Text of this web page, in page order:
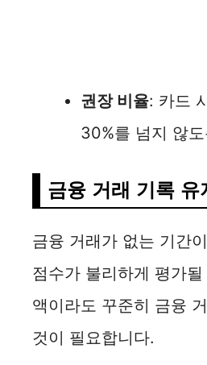
권장 비율: 카드
30%를 넘지 않
금융 거래 기록 유
금융 거래가 없는 기간
점수가 불리하게 평가
액이라도 꾸준히 금융
것이 필요합니다.